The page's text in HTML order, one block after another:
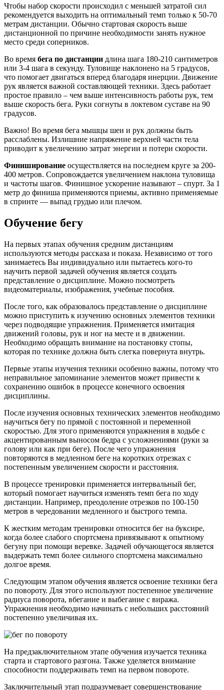
Чтобы набор скорости происходил с меньшей затратой сил
рекомендуется выходить на оптимальный темп только к 50-70
метрам дистанции. Обычно стартовая скорость выше
дистанционной по причине необходимости занять нужное
место среди соперников.
Во время бега по дистанции длина шага 180-210 сантиметров
или 3-4 шага в секунду. Туловище наклонено на 5 градусов,
что помогает двигаться вперед благодаря инерции. Движение
рук является важной составляющей техники. Здесь работает
простое правило – чем выше интенсивность работы рук, тем
выше скорость бега. Руки согнуты в локтевом суставе на 90
градусов.
Важно! Во время бега мышцы шеи и рук должны быть
расслаблены. Излишние напряжение верхней части тела
приводит к увеличению затрат энергии и потери скорости.
Финиширование осуществляется на последнем круге за 200-
400 метров. Сопровождается увеличением наклона туловища
и частоты шагов. Финишное ускорение называют – спурт. За 1
метр до финиша применяются приемы, активно применяемые
в спринте — выпад грудью или плечом.
Обучение бегу
На первых этапах обучения средним дистанциям
используются методы рассказа и показа. Независимо от того
занимаетесь Вы индивидуально или пытаетесь кого-то
научить первой задачей обучения является создать
представление о дисциплине. Можно посмотреть
видеоматериалы, изображения, учебные пособия.
После того, как образовалось представление о дисциплине
можно приступить к изучению основных элементов техники
через подводящие упражнения. Применяется имитация
движений головы, рук и ног на месте и в движении.
Необходимо обращать внимание на постановку стопы,
которая по технике должна быть слегка повернута внутрь.
Первые этапы изучения техники особенно важны, потому что
неправильное запоминание элементов может привести к
сохранению ошибок в процессе конечного освоения
дисциплины.
После изучения основных технических элементов необходимо
научиться бегу по прямой с постоянной и переменной
скоростью. Для этого применяются упражнения в ходьбе с
акцентированным выносом бедра с усложнениями (руки за
голову или как при беге). После чего упражнения
повторяются в медленном беге на коротких отрезках с
постепенным увеличением скорости и расстояния.
В процессе тренировки применяется интервальный бег,
который помогает научиться изменять темп бега по ходу
дистанции. Например, преодоление отрезков по 100-150
метров в чередовании медленного и быстрого темпа.
К жестким методам тренировки относится бег на буксире,
когда более слабого спортсмена привязывают к опытному
бегуну при помощи веревке. Задачей обучающегося является
выдержать темп более сильного спортсмена максимально
долгое время.
Следующим этапом обучения является освоение техники бега
по повороту. Для этого используют постепенное увеличение
радиуса поворота, вбегание и выбегание с виража.
Упражнения необходимо начинать с небольших расстояний
постепенно увеличивая их.
На предзаключительном этапе обучения изучается техника
старта и стартового разгона. Также уделяется внимание
способности поддерживать темп на первом повороте.
Заключительный этап подразумевает совершенствование